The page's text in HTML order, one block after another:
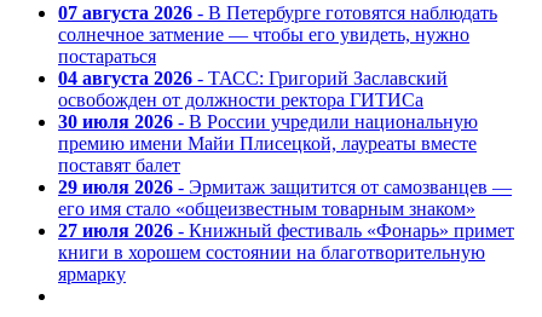
07 августа 2026 - В Петербурге готовятся наблюдать
солнечное затмение — чтобы его увидеть, нужно
постараться
04 августа 2026 - ТАСС: Григорий Заславский
освобожден от должности ректора ГИТИСа
30 июля 2026 - В России учредили национальную
премию имени Майи Плисецкой, лауреаты вместе
поставят балет
29 июля 2026 - Эрмитаж защитится от самозванцев —
его имя стало «общеизвестным товарным знаком»
27 июля 2026 - Книжный фестиваль «Фонарь» примет
книги в хорошем состоянии на благотворительную
ярмарку